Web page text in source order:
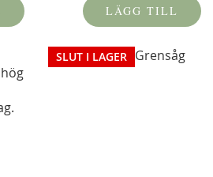
LÄGG TILL
SLUT I LAGER